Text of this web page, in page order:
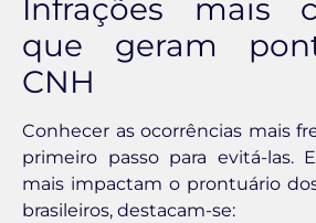
Infrações mais
que geram
CNH
Conhecer as ocorrências mais
primeiro passo para evitá-las.
mais impactam o prontuário
brasileiros, destacam-se: